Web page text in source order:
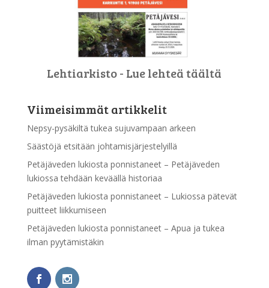
Lehtiarkisto - Lue lehteä täältä
Viimeisimmät artikkelit
Nepsy-pysäkiltä tukea sujuvampaan arkeen
Säästöjä etsitään johtamisjärjestelyillä
Petäjäveden lukiosta ponnistaneet – Petäjäveden
lukiossa tehdään keväällä historiaa
Petäjäveden lukiosta ponnistaneet – Lukiossa pätevät
puitteet liikkumiseen
Petäjäveden lukiosta ponnistaneet – Apua ja tukea
ilman pyytämistäkin